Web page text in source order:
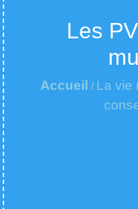
Les
Accueil / La vie